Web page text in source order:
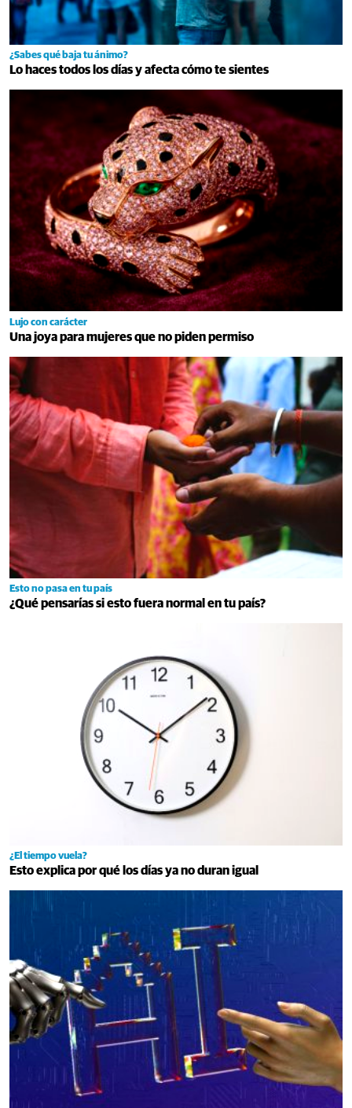
¿Sabes qué baja tu ánimo?
Lo haces todos los días y afecta cómo te sientes
Lujo con carácter
Una joya para mujeres que no piden permiso
Esto no pasa en tu país
¿Qué pensarías si esto fuera normal en tu país?
¿El tiempo vuela?
Esto explica por qué los días ya no duran igual